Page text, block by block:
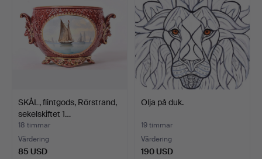
SKÅL, flintgods, Rörstrand,
sekelskiftet 1…
18 timmar
Värdering
85 USD
Olja på duk.
19 timmar
Värdering
190 USD